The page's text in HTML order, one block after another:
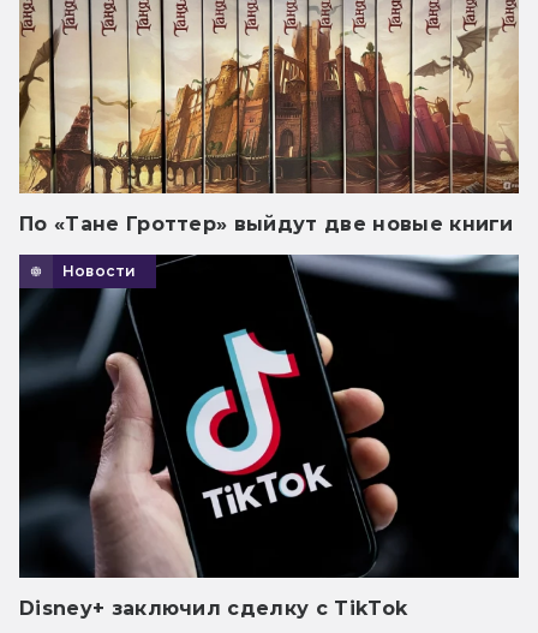
По «Тане Гроттер» выйдут две новые книги
Новости
Disney+ заключил сделку с TikTok